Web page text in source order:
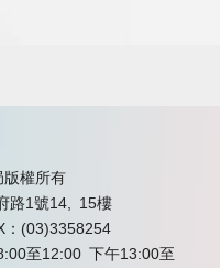
版權所有
路1號14, 15樓
：(03)3358254
至12:00 下午13:00至